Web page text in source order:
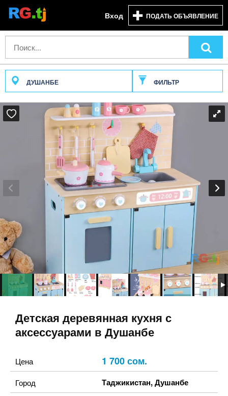
Вход ПОДАТЬ ОБЪЯВЛЕНИЕ
ДУШАНБЕ ФИЛЬТР
Детская деревянная кухня с
аксессуарами в Душанбе
Цена 1 700 сом.
Город Таджикистан,Душанбе